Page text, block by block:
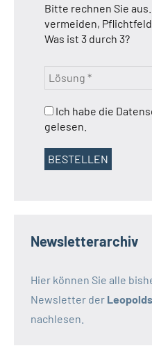
Bitte rechnen Sie
vermeiden,
Was ist 3 durch 3?
Ich habe die
gelesen.
Newsletterarchiv
Hier können Sie alle
Newsletter der
nachlesen.